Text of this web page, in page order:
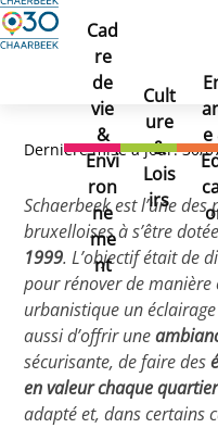
Cad
re
de
vie
&
Envi
ron
ne
me
nt
Cult
ure
&
Lois
irs
e
Voiries : Plans guides,
Plan Lumière
Plan
Plan Lumière
Dernière mise à jour: 30/
Schaerbeek est l’une
bruxelloises à s’être
1999. L’objectif était de
pour rénover de
urbanistique un
aussi d’offrir une
sécurisante, de faire des
en valeur chaque quartier
adapté et, dans certains